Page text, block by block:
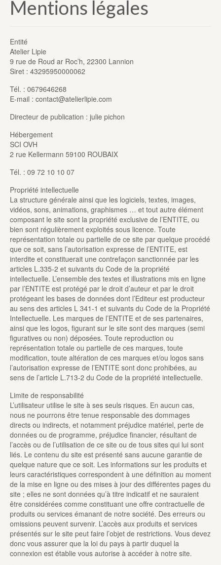
Mentions légales
Entité
Atelier Lipie
9 rue de Roud ar Roc’h, 22300 Lannion
Siret : 43295950000062
Tél. : 0679646268
E-mail : contact@atelierlipie.com
Directeur de publication : julie pichon
Hébergement
SCI OVH
2 rue Kellermann 59100 ROUBAIX
Tél. : 09 72 10 10 07
Propriété intellectuelle
La structure générale ainsi que les logiciels, textes, images,
vidéos, sons, animations, graphismes … et tout autre élément
composant le site sont la propriété exclusive de l’ENTITE, ou
bien sont régulièrement exploités sous licence. Toute
représentation totale ou partielle de ce site par quelque procédé
que ce soit, sans l’autorisation expresse de l’ENTITE, est
interdite et constituerait une contrefaçon sanctionnée par les
articles L.335-2 et suivants du Code de la propriété
intellectuelle. L’ensemble des textes et illustrations mis en ligne
par l’ENTITE est protégé par le droit d’auteur et par le droit
protégeant les bases de données dont l’Editeur est producteur
au sens des articles L 341-1 et suivants du Code de la Propriété
Intellectuelle. Les marques de l’ENTITE et de ses partenaires,
ainsi que les logos, figurant sur le site sont des marques (semi
figuratives ou non) déposées. Toute reproduction ou
représentation totale ou partielle de ces marques, toute
modification, toute altération de ces marques et/ou logos sans
l’autorisation expresse de l’ENTITE sont donc prohibées, au
sens de l’article L.713-2 du Code de la propriété intellectuelle.
Limite de responsabilité
L’utilisateur utilise le site à ses seuls risques. En aucun cas,
nous ne pourrons être tenue responsable des dommages
directs ou indirects, et notamment préjudice matériel, perte de
données ou de programme, préjudice financier, résultant de
l’accès ou de l’utilisation de ce site ou de tous sites qui lui sont
liés. Le contenu du site est présenté sans aucune garantie de
quelque nature que ce soit. Les informations sur les produits et
leurs caractéristiques correspondent à une définition au moment
de la mise en ligne ou des mises à jour des différentes pages du
site ; elles ne sont données qu’à titre indicatif et ne sauraient
être considérées comme constituant une offre contractuelle de
produits ou services émanant de notre société. Des erreurs ou
omissions peuvent survenir. L’accès aux produits et services
présentés sur le site peut faire l’objet de restrictions. Vous devez
donc vous assurer que la loi du pays à partir duquel la
connexion est établie vous autorise à accéder à notre site.